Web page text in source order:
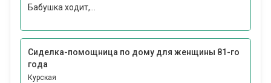
Бабушка ходит,...
Сиделка-помощница по дому для женщины 81-го
года
Курская